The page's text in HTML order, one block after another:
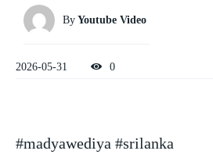
By Youtube Video
2026-05-31 0
#madyawediya #srilanka